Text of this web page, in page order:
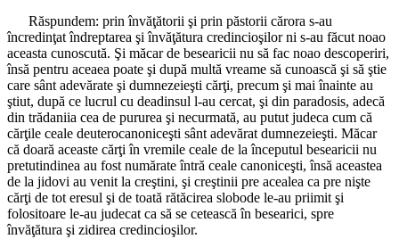
Răspundem: prin învăţătorii şi prin păstorii cărora s-au
încredinţat îndreptarea şi învăţătura credincioşilor ni s-au făcut noao
aceasta cunoscută. Şi măcar de besearicii nu să fac noao descoperiri,
însă pentru aceaea poate şi după multă vreame să cunoască şi să ştie
care sânt adevărate şi dumnezeieşti cărţi, precum şi mai înainte au
ştiut, după ce lucrul cu deadinsul l-au cercat, şi din paradosis, adecă
din trădaniia cea de pururea şi necurmată, au putut judeca cum că
cărţile ceale deuterocanoniceşti sânt adevărat dumnezeieşti. Măcar
că doară aceaste cărţi în vremile ceale de la începutul besearicii nu
pretutindinea au fost numărate întră ceale canoniceşti, însă aceastea
de la jidovi au venit la creştini, şi creştinii pre acealea ca pre nişte
cărţi de tot eresul şi de toată rătăcirea slobode le-au priimit şi
folositoare le-au judecat ca să se cetească în besearici, spre
învăţătura şi zidirea credincioşilor.